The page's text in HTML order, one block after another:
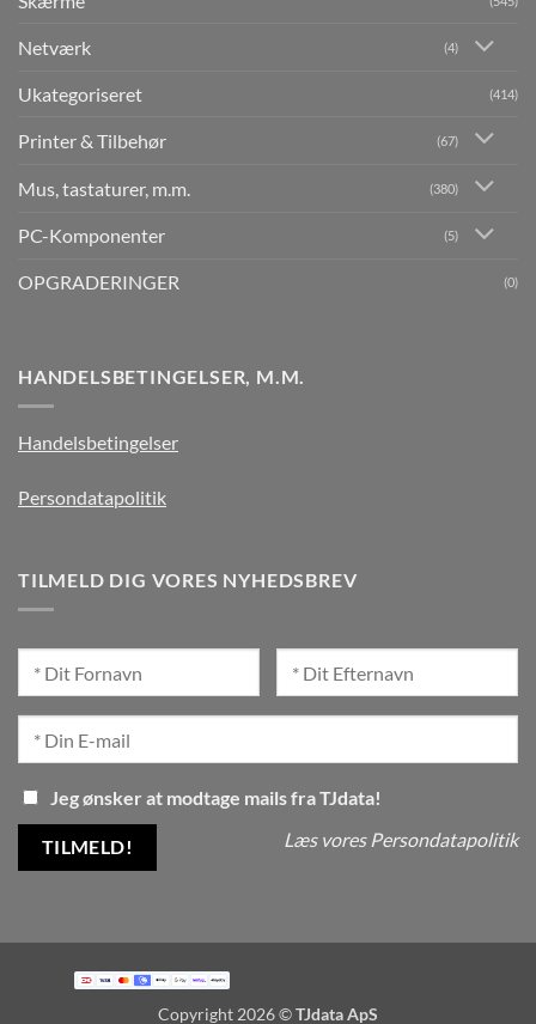
Netværk (4)
Ukategoriseret (414)
Printer & Tilbehør (67)
Mus, tastaturer, m.m. (380)
PC-Komponenter (5)
OPGRADERINGER (0)
HANDELSBETINGELSER, M.M.
Handelsbetingelser
Persondatapolitik
TILMELD DIG VORES NYHEDSBREV
Jeg ønsker at modtage mails fra TJdata!
Læs vores Persondatapolitik
Copyright 2026 ©TJdata ApS